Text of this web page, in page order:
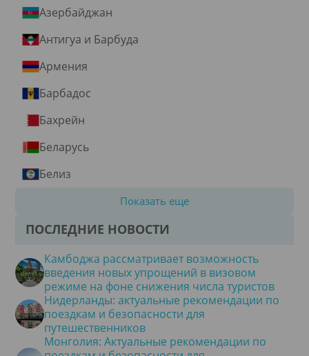
Азербайджан
Антигуа и Барбуда
Армения
Барбадос
Бахрейн
Беларусь
Белиз
Показать еще
ПОСЛЕДНИЕ НОВОСТИ
Камбоджа рассматривает возможность
введения новых упрощений в визовом
режиме на фоне снижения числа туристов
Нидерланды: актуальные рекомендации по
поездкам и безопасности для
путешественников
Монголия: Актуальные рекомендации по